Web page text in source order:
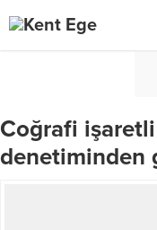
Coğrafi
denetiminden